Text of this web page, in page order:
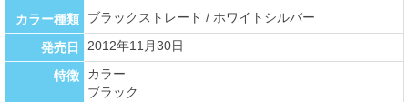
カラー種類 ブラックストレート / ホワイトシルバー
発売日 2012年11月30日
特徴
カラー
ブラック